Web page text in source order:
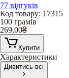
77 відгуків
Код товару: 17315
100 грамів
269,00₴
Купити
Характеристики
Дивитись всі